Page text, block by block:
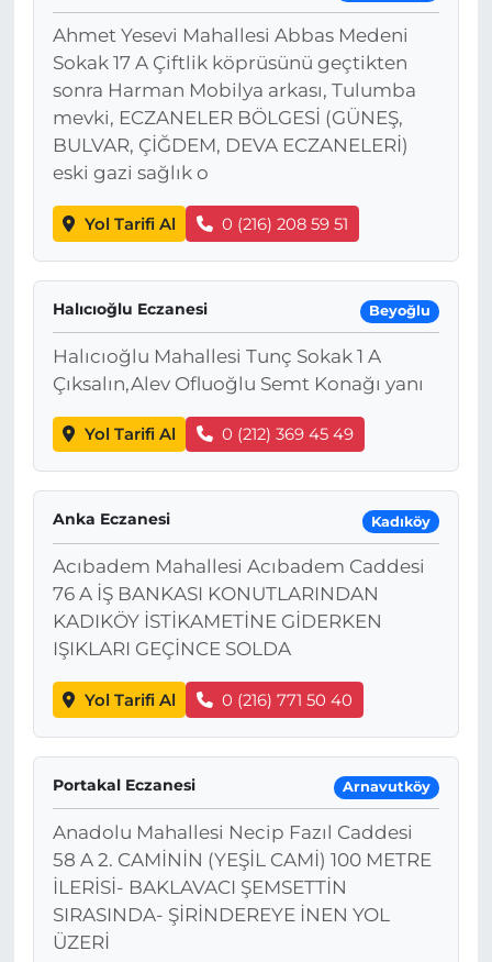
Ahmet Yesevi Mahallesi Abbas Medeni
Sokak 17 A Çiftlik köprüsünü geçtikten
sonra Harman Mobilya arkası, Tulumba
mevki, ECZANELER BÖLGESİ (GÜNEŞ,
BULVAR, ÇİĞDEM, DEVA ECZANELERİ)
eski gazi sağlık o
Yol Tarifi Al 0 (216) 208 59 51
Halıcıoğlu Eczanesi Beyoğlu
Halıcıoğlu Mahallesi Tunç Sokak 1 A
Çıksalın,Alev Ofluoğlu Semt Konağı yanı
Yol Tarifi Al 0 (212) 369 45 49
Anka Eczanesi Kadıköy
Acıbadem Mahallesi Acıbadem Caddesi
76 A İŞ BANKASI KONUTLARINDAN
KADIKÖY İSTİKAMETİNE GİDERKEN
IŞIKLARI GEÇİNCE SOLDA
Yol Tarifi Al 0 (216) 771 50 40
Portakal Eczanesi Arnavutköy
Anadolu Mahallesi Necip Fazıl Caddesi
58 A 2. CAMİNİN (YEŞİL CAMİ) 100 METRE
İLERİSİ- BAKLAVACI ŞEMSETTİN
SIRASINDA- ŞİRİNDEREYE İNEN YOL
ÜZERİ